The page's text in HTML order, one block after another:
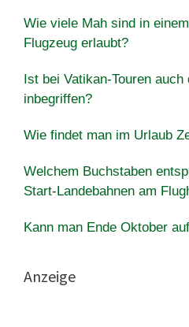
Wie viele Mah sind in
Flugzeug erlaubt?
Ist bei Vatikan-Touren
inbegriffen?
Wie findet man im Urlaub
Welchem Buchstaben
Start-Landebahnen am
Kann man Ende Oktober
Anzeige